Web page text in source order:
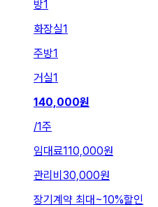
방1
화장실1
주방1
거실1
140,000원
/1주
임대료110,000원
관리비 30,000원
장기계약 최대~10%할인